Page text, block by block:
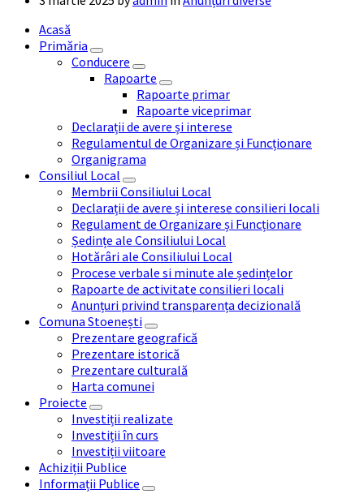
Acasă
Primăria
Conducere
Rapoarte
Rapoarte primar
Rapoarte viceprimar
Declarații de avere și interese
Regulamentul de Organizare și Funcționare
Organigrama
Consiliul Local
Membrii Consiliului Local
Declarații de avere și interese consilieri locali
Regulament de Organizare și Funcționare
Ședințe ale Consiliului Local
Hotărâri ale Consiliului Local
Procese verbale si minute ale ședințelor
Rapoarte de activitate consilieri locali
Anunțuri privind transparența decizională
Comuna Stoenești
Prezentare geografică
Prezentare istorică
Prezentare culturală
Harta comunei
Proiecte
Investiții realizate
Investiții în curs
Investiții viitoare
Achiziții Publice
Informații Publice